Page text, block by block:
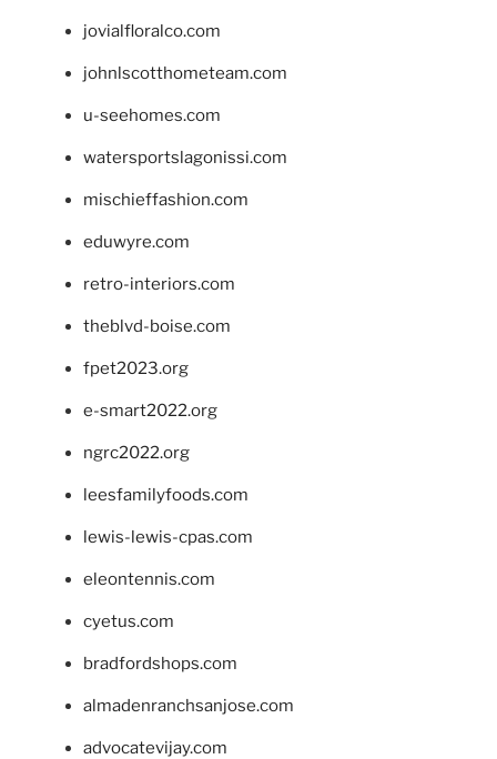
jovialfloralco.com
johnlscotthometeam.com
u-seehomes.com
watersportslagonissi.com
mischieffashion.com
eduwyre.com
retro-interiors.com
theblvd-boise.com
fpet2023.org
e-smart2022.org
ngrc2022.org
leesfamilyfoods.com
lewis-lewis-cpas.com
eleontennis.com
cyetus.com
bradfordshops.com
almadenranchsanjose.com
advocatevijay.com